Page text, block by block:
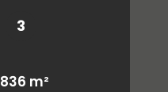
3
836 m²